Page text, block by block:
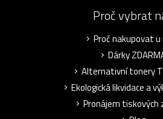
Proč vybrat
Proč nakupovat u
Dárky
Alternativní tonery
Ekologická likvidace a
Pronájem tiskových